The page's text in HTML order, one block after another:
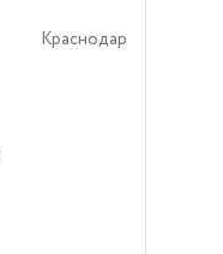
Краснодар